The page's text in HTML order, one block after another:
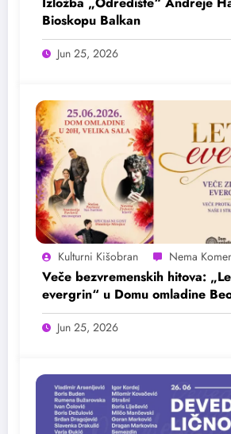
Bioskopu Balkan
Jun 25, 2026
Kulturni Kišobran
Veče bezvremenskih hitova:
evergrin“ u Domu omladine
25. juna
Jun 25, 2026